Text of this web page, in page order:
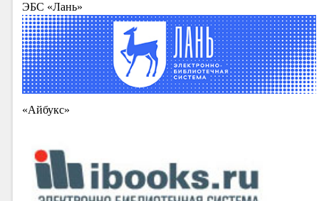
ЭБС «Лань»
«Айбукс»